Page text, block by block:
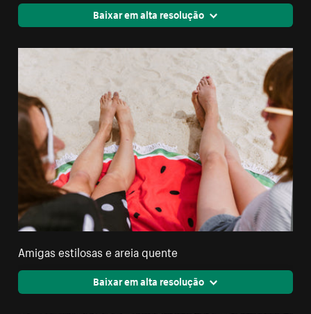
Baixar em alta resolução
Amigas estilosas e areia quente
Baixar em alta resolução